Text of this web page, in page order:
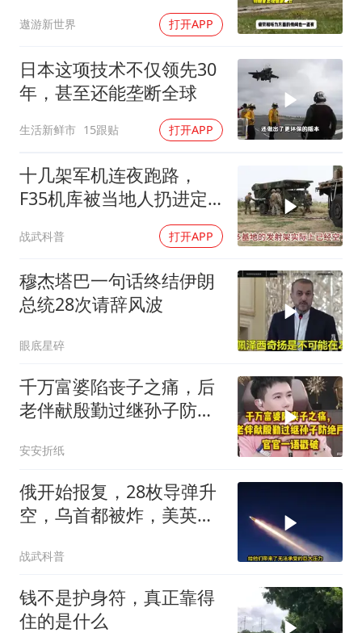
遨游新世界 打开APP
日本这项技术不仅领先30
年，甚至还能垄断全球
生活新鲜市 15跟贴 打开APP
十几架军机连夜跑路，
F35机库被当地人扔进定
位器，美军在中东的老底
让人掀了个干净
战武科普 打开APP
穆杰塔巴一句话终结伊朗
总统28次请辞风波
眼底星碎
千万富婆陷丧子之痛，后
老伴献殷勤过继孙子防绝
安安折纸
俄开始报复，28枚导弹升
空，乌首都被炸，美英法
战武科普
钱不是护身符，真正靠得
住的是什么